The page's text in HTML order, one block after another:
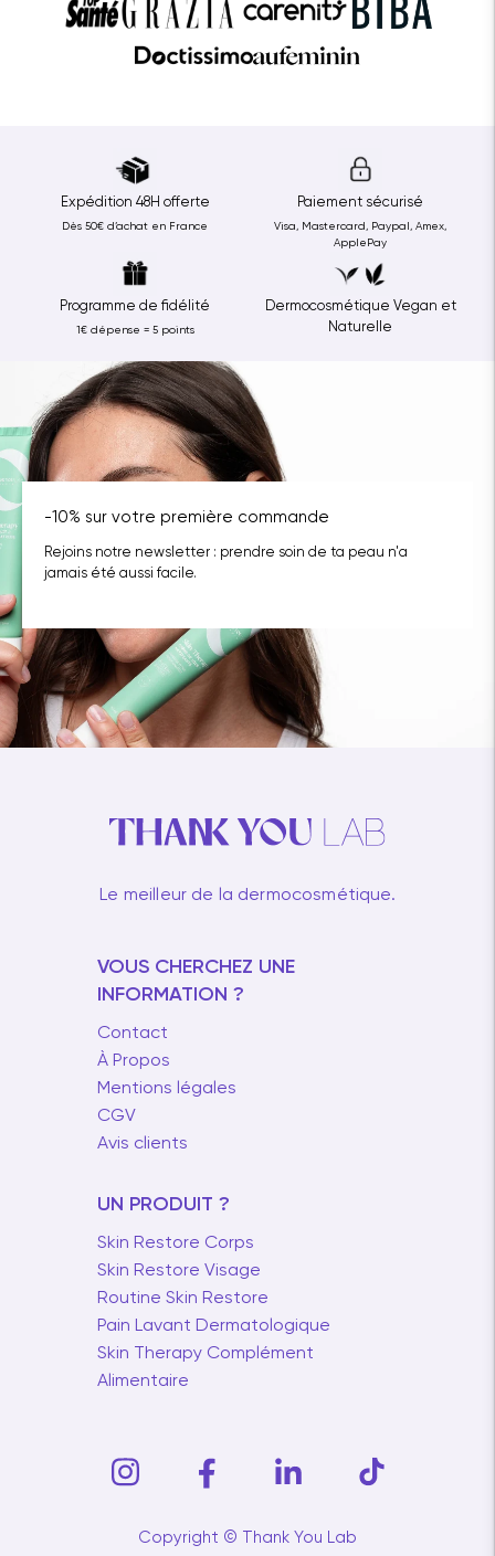
Expédition 48H offerte
Dès 50€ d’achat en France
Paiement sécurisé
Visa, Mastercard, Paypal, Amex,
ApplePay
Programme de fidélité
1€ dépense = 5 points
Dermocosmétique Vegan et
Naturelle
-10% sur votre première commande
Rejoins notre newsletter : prendre soin de ta peau n'a
jamais été aussi facile.
Le meilleur de la dermocosmétique.
VOUS CHERCHEZ UNE
INFORMATION ?
Contact
À Propos
Mentions légales
CGV
Avis clients
UN PRODUIT ?
Skin Restore Corps
Skin Restore Visage
Routine Skin Restore
Pain Lavant Dermatologique
Skin Therapy Complément
Alimentaire
Copyright © Thank You Lab